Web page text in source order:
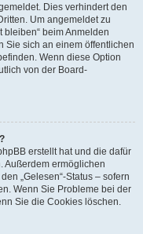
Dies verhindert den
Um angemeldet zu
bleiben“ beim Anmelden
Sie sich an einem öffentlichen
Wenn diese Option
von der Board-
erstellt hat und die dafür
Außerdem ermöglichen
„Gelesen“-Status – sofern
Wenn Sie Probleme bei der
Sie die Cookies löschen.